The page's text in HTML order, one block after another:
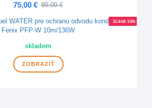
75,00 € 89,00 €
ZĽAVA 15%
skladem
ZOBRAZIŤ